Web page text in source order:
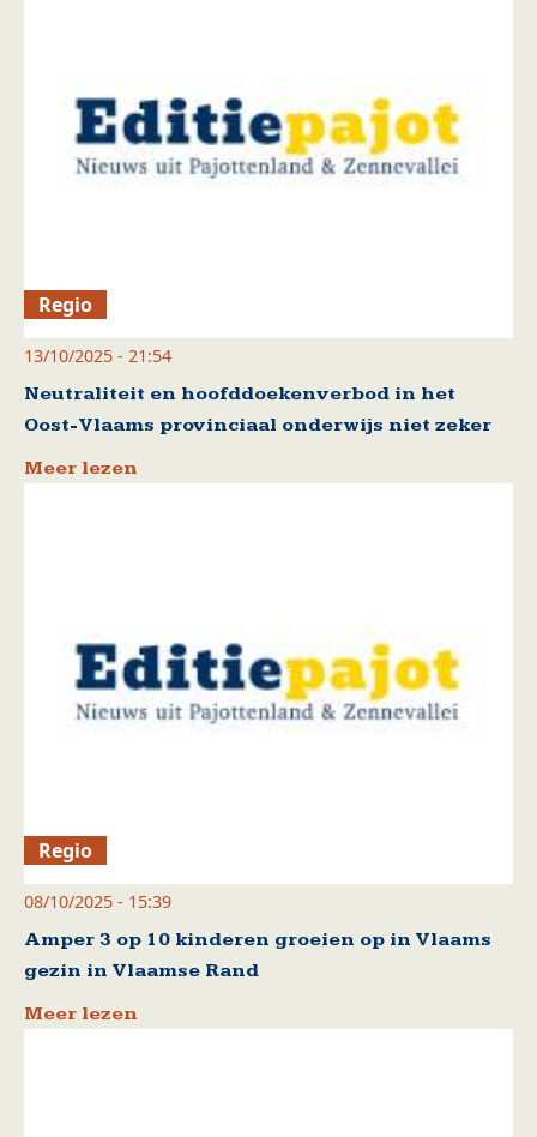
Regio
13/10/2025 - 21:54
Neutraliteit en hoofddoekenverbod in het
Oost-Vlaams provinciaal onderwijs niet zeker
Meer lezen
Regio
08/10/2025 - 15:39
Amper 3 op 10 kinderen groeien op in Vlaams
gezin in Vlaamse Rand
Meer lezen